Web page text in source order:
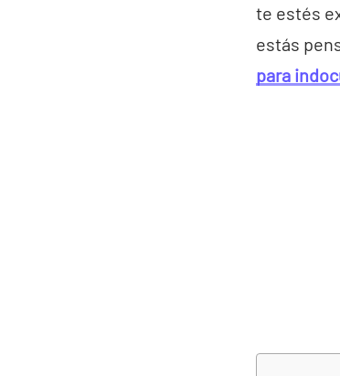
te estés
estás
para